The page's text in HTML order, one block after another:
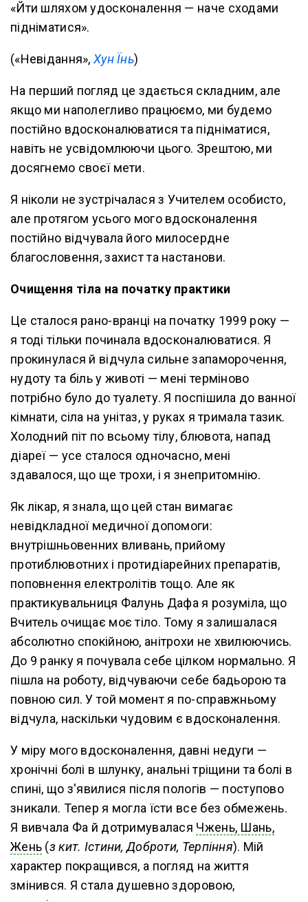
«Йти шляхом удосконалення — наче сходами
підніматися».
(«Невідання»,Хун Їнь)
На перший погляд це здається складним, але
якщо ми наполегливо працюємо, ми будемо
постійно вдосконалюватися та підніматися,
навіть не усвідомлюючи цього. Зрештою, ми
досягнемо своєї мети.
Я ніколи не зустрічалася з Учителем особисто,
але протягом усього мого вдосконалення
постійно відчувала його милосердне
благословення, захист та настанови.
Очищення тіла на початку практики
Це сталося рано-вранці на початку 1999 року —
я тоді тільки починала вдосконалюватися. Я
прокинулася й відчула сильне запаморочення,
нудоту та біль у животі — мені терміново
потрібно було до туалету. Я поспішила до ванної
кімнати, сіла на унітаз, у руках я тримала тазик.
Холодний піт по всьому тілу, блювота, напад
діареї — усе сталося одночасно, мені
здавалося, що ще трохи, і я знепритомнію.
Як лікар, я знала, що цей стан вимагає
невідкладної медичної допомоги:
внутрішньовенних вливань, прийому
протиблювотних і протидіарейних препаратів,
поповнення електролітів тощо. Але як
практикувальниця Фалунь Дафа я розуміла, що
Вчитель очищає моє тіло. Тому я залишалася
абсолютно спокійною, анітрохи не хвилюючись.
До 9 ранку я почувала себе цілком нормально. Я
пішла на роботу, відчуваючи себе бадьорою та
повною сил. У той момент я по-справжньому
відчула, наскільки чудовим є вдосконалення.
У міру мого вдосконалення, давні недуги —
хронічні болі в шлунку, анальні тріщини та болі в
спині, що з'явилися після пологів — поступово
зникали. Тепер я могла їсти все без обмежень.
Я вивчала Фа й дотримувалася Чжень, Шань,
Жень (з кит. Істини, Доброти, Терпіння). Мій
характер покращився, а погляд на життя
змінився. Я стала душевно здоровою,